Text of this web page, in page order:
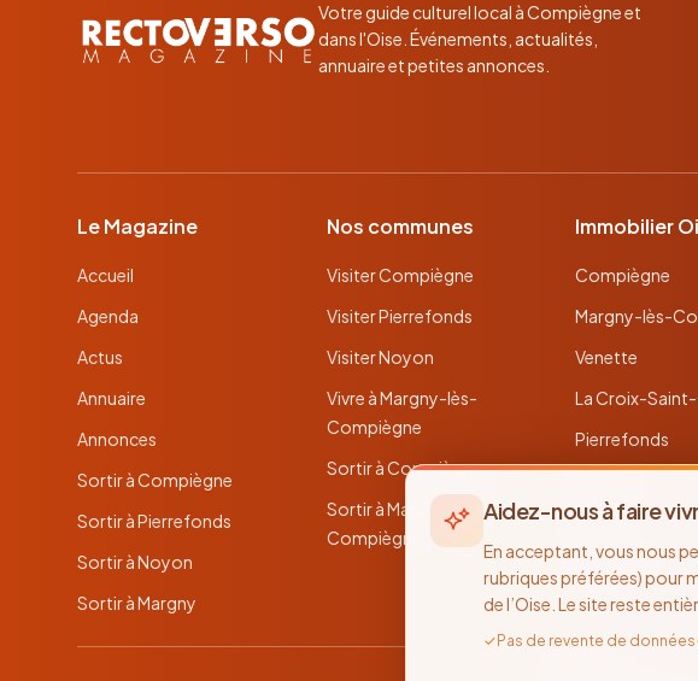
Votre guide culturel local à Compiègne et
dans l'Oise. Événements, actualités,
annuaire et petites annonces.
Le Magazine
Accueil
Agenda
Actus
Annuaire
Annonces
Sortir à Compiègne
Sortir à Pierrefonds
Sortir à Noyon
Sortir à Margny
Nos communes
Visiter Compiègne
Visiter Pierrefonds
Visiter Noyon
Vivre à Margny-lès-
Compiègne
Sortir à Compiègne
Sortir à Margny-lès-
Compiègne
Immobilier
Compiègne
Margny-lès-
Venette
La Croix-
Pierrefonds
Noyon
Thourotte
Aidez-nous à faire
En acceptant, vous nous
rubriques préférées) pour
de l’Oise. Le site reste
✓ Pas de revente de données